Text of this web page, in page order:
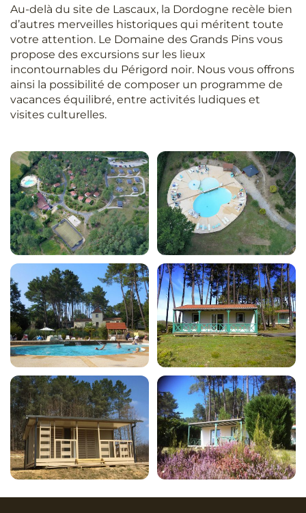
Au-delà du site de Lascaux, la Dordogne recèle bien
d’autres merveilles historiques qui méritent toute
votre attention. Le Domaine des Grands Pins vous
propose des excursions sur les lieux
incontournables du Périgord noir. Nous vous offrons
ainsi la possibilité de composer un programme de
vacances équilibré, entre activités ludiques et
visites culturelles.